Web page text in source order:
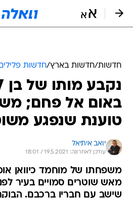
חדשות/חדשות בארץ/חדשות
באום אל פחם;
טוענת שנפגע
יואב איתיאל
עודכן לאחרונה: 19.5.2021 / 18:01
משפחתו של מוחמד כיוואן
מאש שוטרים סמויים בעיר
שישב עם חבריו ברכבם.